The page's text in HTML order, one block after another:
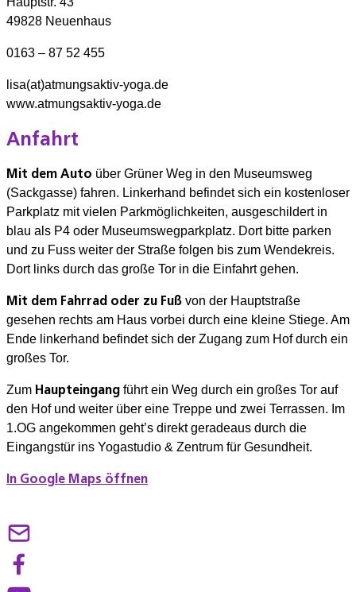
49828 Neuenhaus
0163 – 87 52 455
lisa(at)atmungsaktiv-yoga.de
www.atmungsaktiv-yoga.de
Anfahrt
Mit dem Auto über Grüner Weg in den Museumsweg
(Sackgasse) fahren. Linkerhand befindet sich ein kostenloser
Parkplatz mit vielen Parkmöglichkeiten, ausgeschildert in
blau als P4 oder Museumswegparkplatz. Dort bitte parken
und zu Fuss weiter der Straße folgen bis zum Wendekreis.
Dort links durch das große Tor in die Einfahrt gehen.
Mit dem Fahrrad oder zu Fuß von der Hauptstraße
gesehen rechts am Haus vorbei durch eine kleine Stiege. Am
Ende linkerhand befindet sich der Zugang zum Hof durch ein
großes Tor.
Zum Haupteingang führt ein Weg durch ein großes Tor auf
den Hof und weiter über eine Treppe und zwei Terrassen. Im
1.OG angekommen geht’s direkt geradeaus durch die
Eingangstür ins Yogastudio & Zentrum für Gesundheit.
In Google Maps öffnen